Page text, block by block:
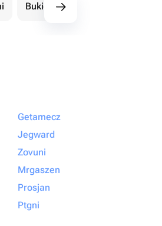
Bukiety z czekoladowymi
Getamecz
Jegward
Zovuni
Mrgaszen
Prosjan
Ptgni